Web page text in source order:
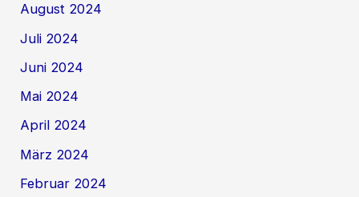
August 2024
Juli 2024
Juni 2024
Mai 2024
April 2024
März 2024
Februar 2024